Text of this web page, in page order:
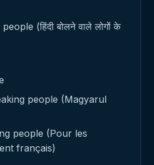
(हिंदी बोलने वाले लोगों के
people (Magyarul
people (Pour les
français)